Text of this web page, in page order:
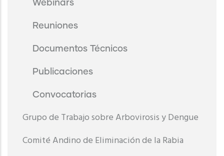
Webinars
Reuniones
Documentos Técnicos
Publicaciones
Convocatorias
Grupo de Trabajo sobre Arbovirosis y Dengue
Comité Andino de Eliminación de la Rabia